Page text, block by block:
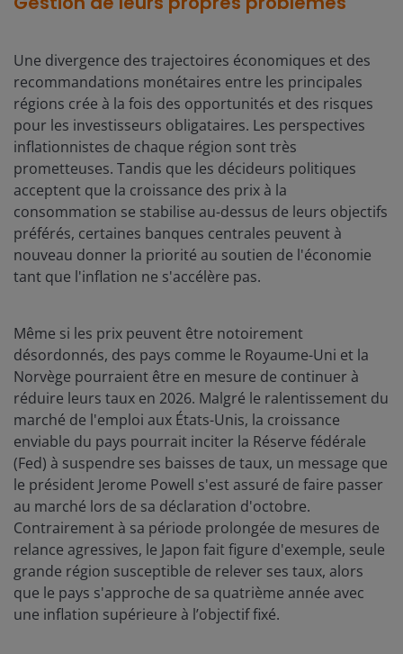
Une divergence des trajectoires économiques et des
recommandations monétaires entre les principales
régions crée à la fois des opportunités et des risques
pour les investisseurs obligataires. Les perspectives
inflationnistes de chaque région sont très
prometteuses. Tandis que les décideurs politiques
acceptent que la croissance des prix à la
consommation se stabilise au-dessus de leurs objectifs
préférés, certaines banques centrales peuvent à
nouveau donner la priorité au soutien de l'économie
tant que l'inflation ne s'accélère pas.
Même si les prix peuvent être notoirement
désordonnés, des pays comme le Royaume-Uni et la
Norvège pourraient être en mesure de continuer à
réduire leurs taux en 2026. Malgré le ralentissement du
marché de l'emploi aux États-Unis, la croissance
enviable du pays pourrait inciter la Réserve fédérale
(Fed) à suspendre ses baisses de taux, un message que
le président Jerome Powell s'est assuré de faire passer
au marché lors de sa déclaration d'octobre.
Contrairement à sa période prolongée de mesures de
relance agressives, le Japon fait figure d'exemple, seule
grande région susceptible de relever ses taux, alors
que le pays s'approche de sa quatrième année avec
une inflation supérieure à l’objectif fixé.